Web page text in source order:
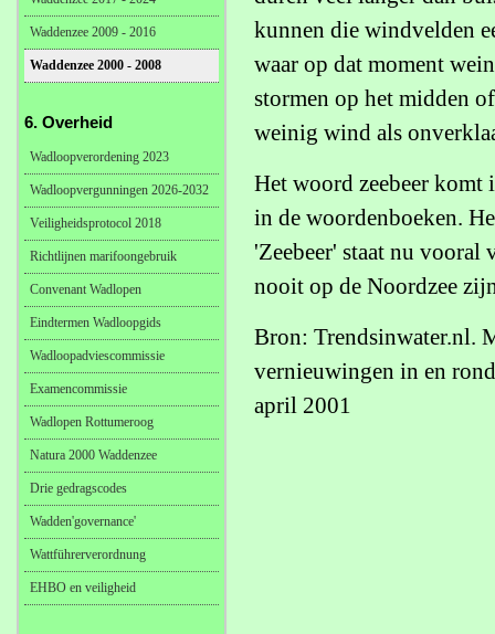
kunnen die windvelden
waar op dat moment
stormen op het midden
weinig wind als
Het woord zeebeer komt
in de woordenboeken.
'Zeebeer' staat nu vooral
nooit op de Noordzee
Bron: Trendsinwater.nl.
vernieuwingen in en
april 2001
Waddenzee 2009 - 2016
Waddenzee 2000 - 2008
6. Overheid
Wadloopverordening 2023
Wadloopvergunningen 2026-2032
Veiligheidsprotocol 2018
Richtlijnen marifoongebruik
Convenant Wadlopen
Eindtermen Wadloopgids
Wadloopadviescommissie
Examencommissie
Wadlopen Rottumeroog
Natura 2000 Waddenzee
Drie gedragscodes
Wadden'governance'
Wattführerverordnung
EHBO en veiligheid